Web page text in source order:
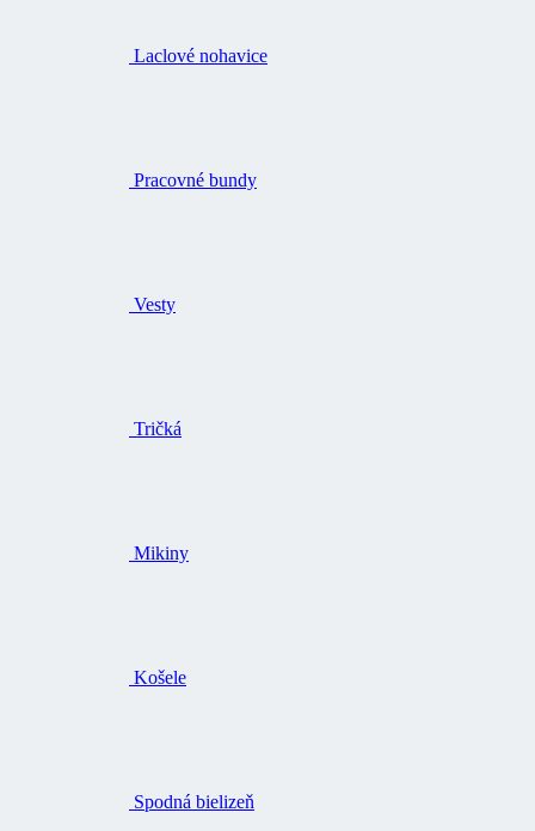
Laclové nohavice
Pracovné bundy
Vesty
Tričká
Mikiny
Košele
Spodná bielizeň